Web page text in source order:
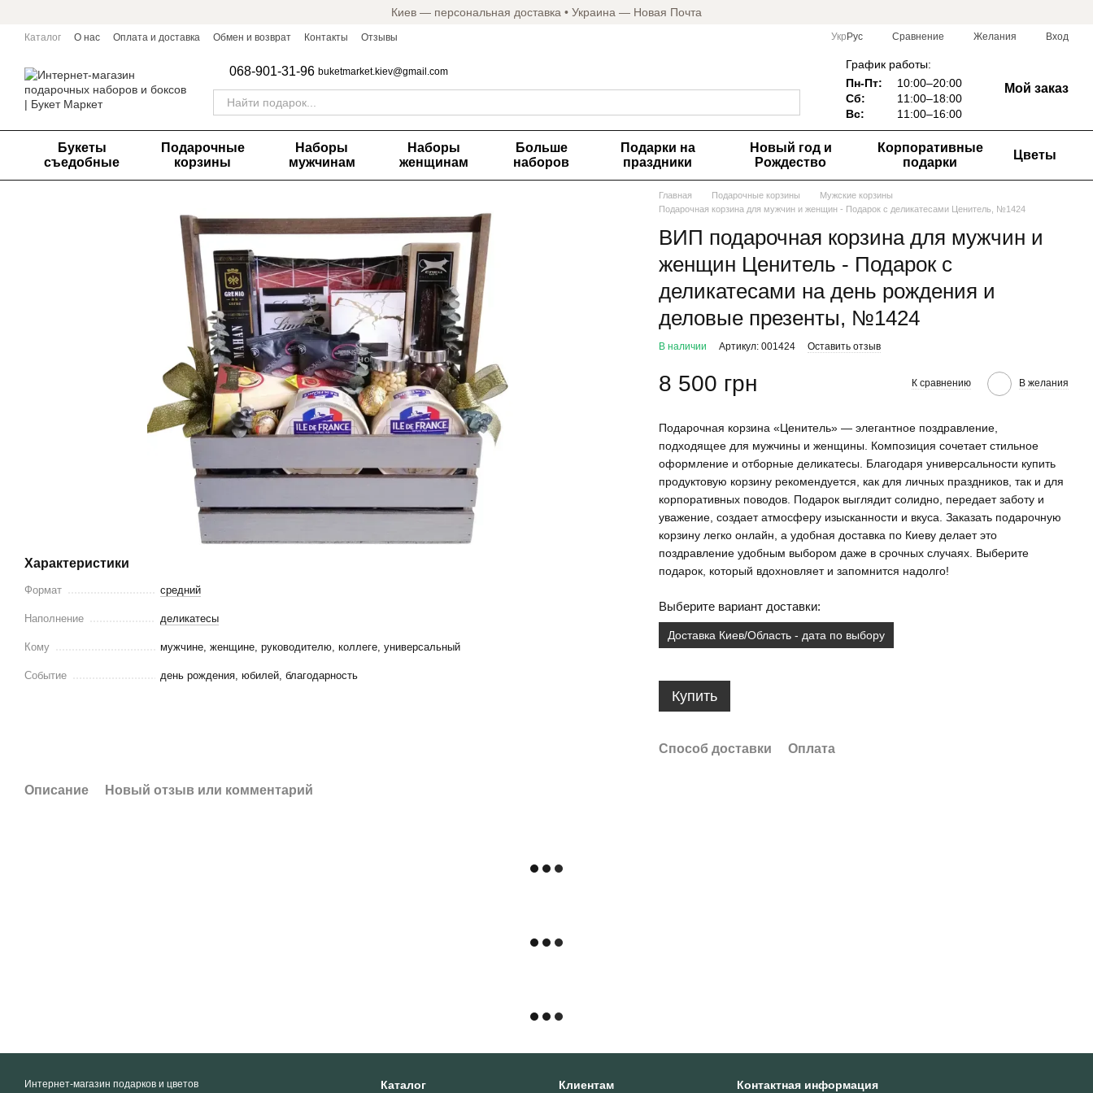
Киев — персональная доставка • Украина — Новая Почта
Каталог О нас Оплата и доставка Обмен и возврат Контакты Отзывы Укр Рус Сравнение Желания Вход
068-901-31-96 buketmarket.kiev@gmail.com
График работы:
Пн-Пт:
10:00–20:00
Сб:
11:00–18:00
Вс:
1 1:00–16:00
Мой заказ
Букеты
съедобные
Подарочные
корзины
Наборы
мужчинам
Наборы
женщинам
Больше
наборов
Подарки на
праздники
Новый год и
Рождество
Корпоративные
подарки
Цветы
Характеристики
Формат средний
Наполнение деликатесы
Кому мужчине, женщине, руководителю, коллеге, универсальный
Событие день рождения, юбилей, благодарность
Главная Подарочные корзины
Мужские корзины
Подарочная корзина для мужчин и женщин - Подарок с деликатесами Ценитель, №1424
ВИП подарочная корзина для мужчин и
женщин Ценитель - Подарок с
деликатесами на день рождения и
деловые презенты, №1424
В наличии Артикул: 001424 Оставить отзыв
8 500 грн К сравнению В желания
Подарочная корзина «Ценитель» — элегантное поздравление,
подходящее для мужчины и женщины. Композиция сочетает стильное
оформление и отборные деликатесы. Благодаря универсальности купить
продуктовую корзину рекомендуется, как для личных праздников, так и для
корпоративных поводов. Подарок выглядит солидно, передает заботу и
уважение, создает атмосферу изысканности и вкуса. Заказать подарочную
корзину легко онлайн, а удобная доставка по Киеву делает это
поздравление удобным выбором даже в срочных случаях. Выберите
подарок, который вдохновляет и запомнится надолго!
Выберите вариант доставки:
Доставка Киев/Область - дата по выбору
Купить
Способ доставки Оплата
Описание Новый отзыв или комментарий
Интернет-магазин подарков и цветов
Каталог Клиентам Контактная информация